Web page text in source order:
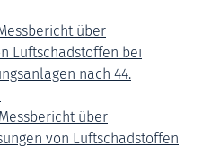
über
Luftschadstoffen bei
nach 44.
über
von Luftschadstoffen